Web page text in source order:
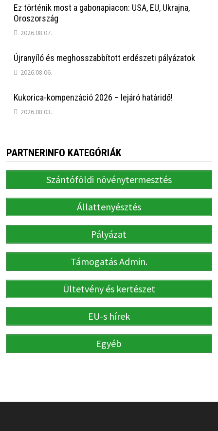
Ez történik most a gabonapiacon: USA, EU, Ukrajna,
Oroszország
2026.08.07.
Újranyíló és meghosszabbított erdészeti pályázatok
2026.08.06.
Kukorica-kompenzáció 2026 – lejáró határidő!
2026.08.03.
PARTNERINFO KATEGÓRIÁK
Szántóföldi növénytermesztés
Állattenyésztés
Pályázat
Támogatás Admin.
Ültetvény és kertészet
EU-s hírek
Egyéb